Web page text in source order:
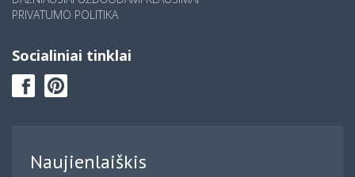
PRIVATUMO POLITIKA
Socialiniai tinklai
Naujienlaiškis